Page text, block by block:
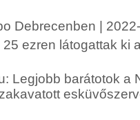
Debrecenben |
ezren látogattak ki
Legjobb barátotok a